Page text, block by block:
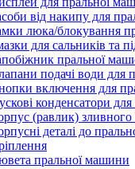
від накипу для
люка/блокування
для сальників та
пральної
подачі води для
включення для
конденсатори
(равлик)
деталі до
пральної машини